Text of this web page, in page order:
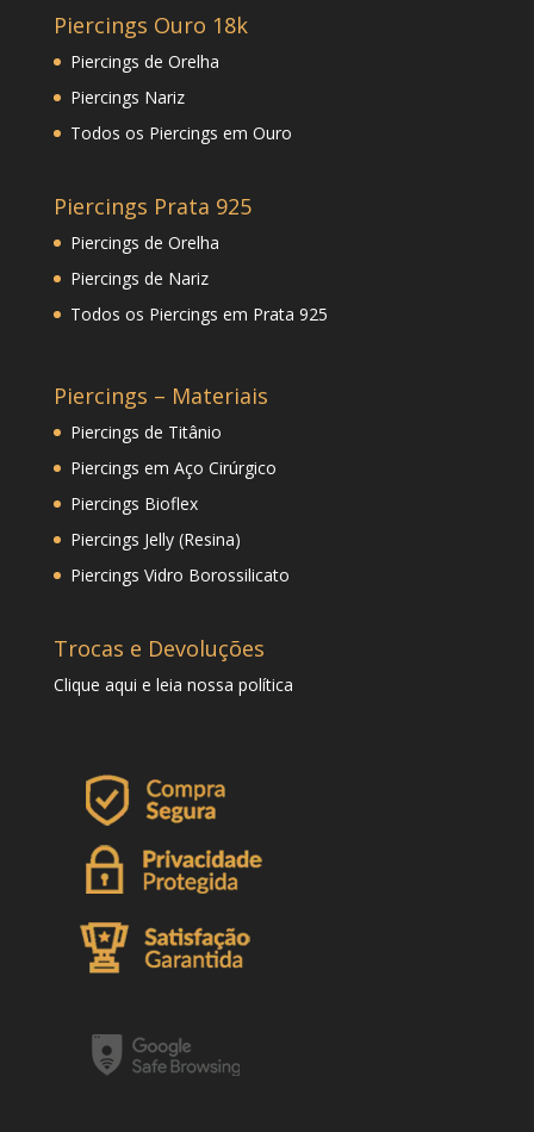
Piercings Ouro 18k
Piercings de Orelha
Piercings Nariz
Todos os Piercings em Ouro
Piercings Prata 925
Piercings de Orelha
Piercings de Nariz
Todos os Piercings em Prata 925
Piercings – Materiais
Piercings de Titânio
Piercings em Aço Cirúrgico
Piercings Bioflex
Piercings Jelly (Resina)
Piercings Vidro Borossilicato
Trocas e Devoluções
Clique aqui e leia nossa política